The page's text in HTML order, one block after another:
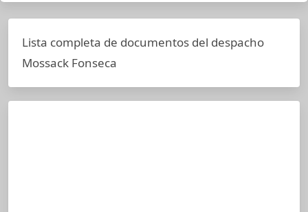
Lista completa de documentos del despacho
Mossack Fonseca